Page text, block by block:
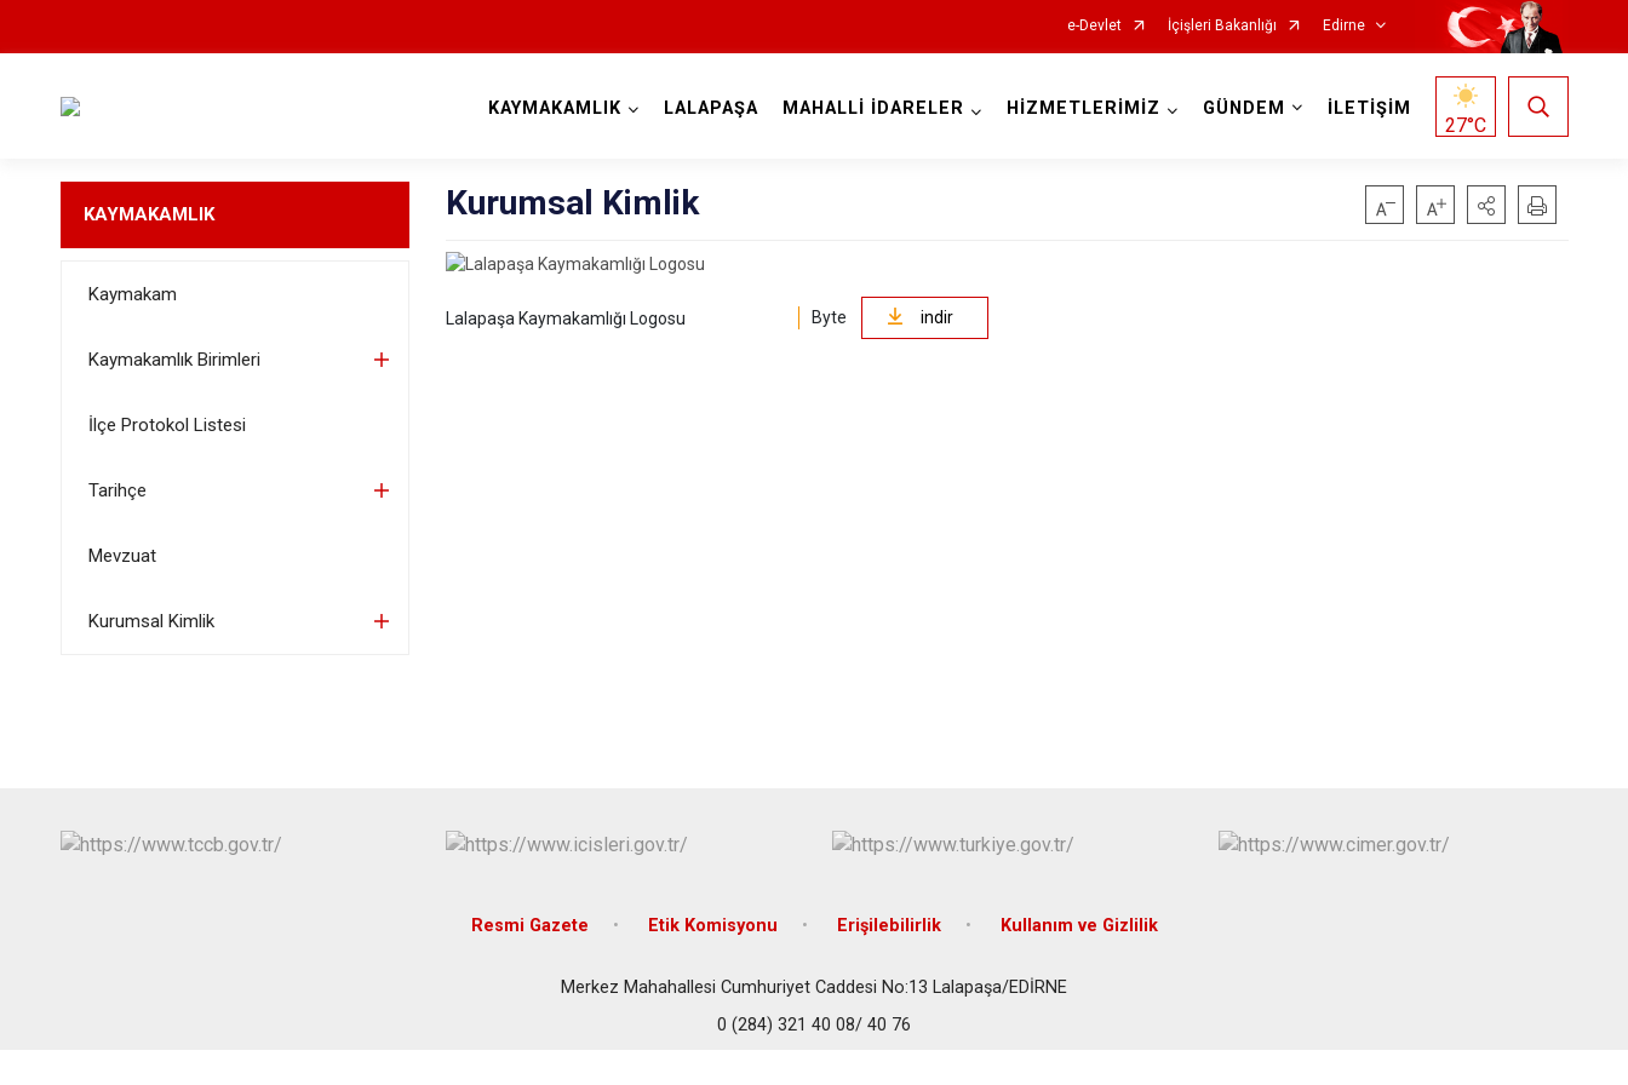
e-Devlet İçişleri Bakanlığı Edirne
KAYMAKAMLIK LALAPAŞA MAHALLİ İDARELER HİZMETLERİMİZ GÜNDEM İLETİŞİM
27°C
KAYMAKAMLIK
Kaymakam
Kaymakamlık Birimleri
İlçe Protokol Listesi
Tarihçe
Mevzuat
Kurumsal Kimlik
Kurumsal Kimlik
Lalapaşa Kaymakamlığı Logosu Byte indir
Resmi Gazete Etik Komisyonu Erişilebilirlik Kullanım ve Gizlilik
Merkez Mahahallesi Cumhuriyet Caddesi No:13 Lalapaşa/EDİRNE
0 (284) 321 40 08/ 40 76